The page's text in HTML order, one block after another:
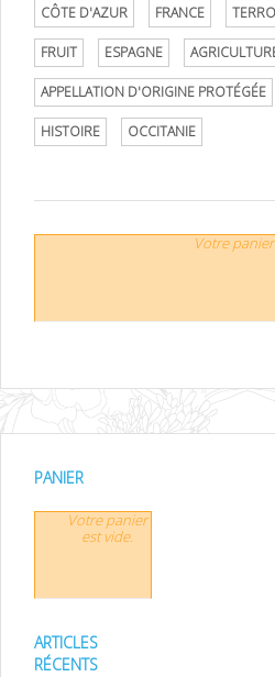
CÔTE D'AZUR FRANCE
FRUIT ESPAGNE
APPELLATION D'ORIGINE PROTÉGÉE
HISTOIRE OCCITANIE
Votre
PANIER
Votre panier
est vide.
ARTICLES
RÉCENTS